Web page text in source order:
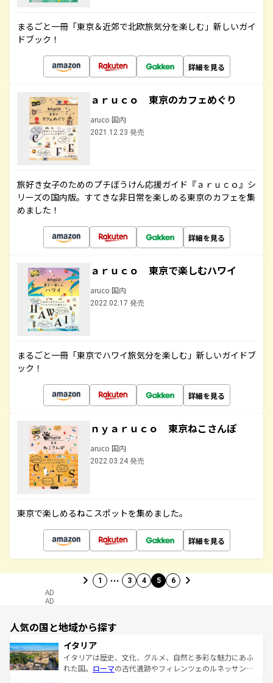
まるごと一冊「東京＆近郊で北欧旅気分を楽しむ」新しいガイ
ドブック！
詳細を見る
ａｒｕｃｏ 東京のカフェめぐり
aruco 国内
2021.12.23 発売
旅好き女子のためのプチぼうけん応援ガイド『ａｒｕｃｏ』シ
リーズの国内版。すてきな非日常を楽しめる東京のカフェを集
めました！
詳細を見る
ａｒｕｃｏ 東京で楽しむハワイ
aruco 国内
2022.02.17 発売
まるごと一冊「東京でハワイ旅気分を楽しむ」新しいガイドブ
ック！
詳細を見る
ｎｙａｒｕｃｏ 東京ねこさんぽ
aruco 国内
2022.03.24 発売
東京で楽しめるねこスポットを集めました。
詳細を見る
1 … 3 4 5 6
AD
AD
人気の国と地域から探す
イタリア
イタリアは歴史、文化、グルメ、自然と多彩な魅力にあふ
れた国。 ローマの古代遺跡やフィレンツェのルネッサンス